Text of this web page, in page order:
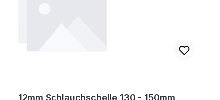
12mm Schlauchschelle 130 - 150mm,